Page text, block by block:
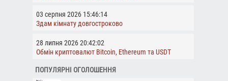
03 серпня 2026 15:46:14
Здам кімнату довгостроково
28 липня 2026 20:42:02
Обмін криптовалют Bitcoin, Ethereum та USDT
ПОПУЛЯРНІ ОГОЛОШЕННЯ